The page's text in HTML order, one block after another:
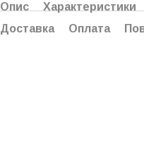
Опис
Характеристики
Доставка
Оплата